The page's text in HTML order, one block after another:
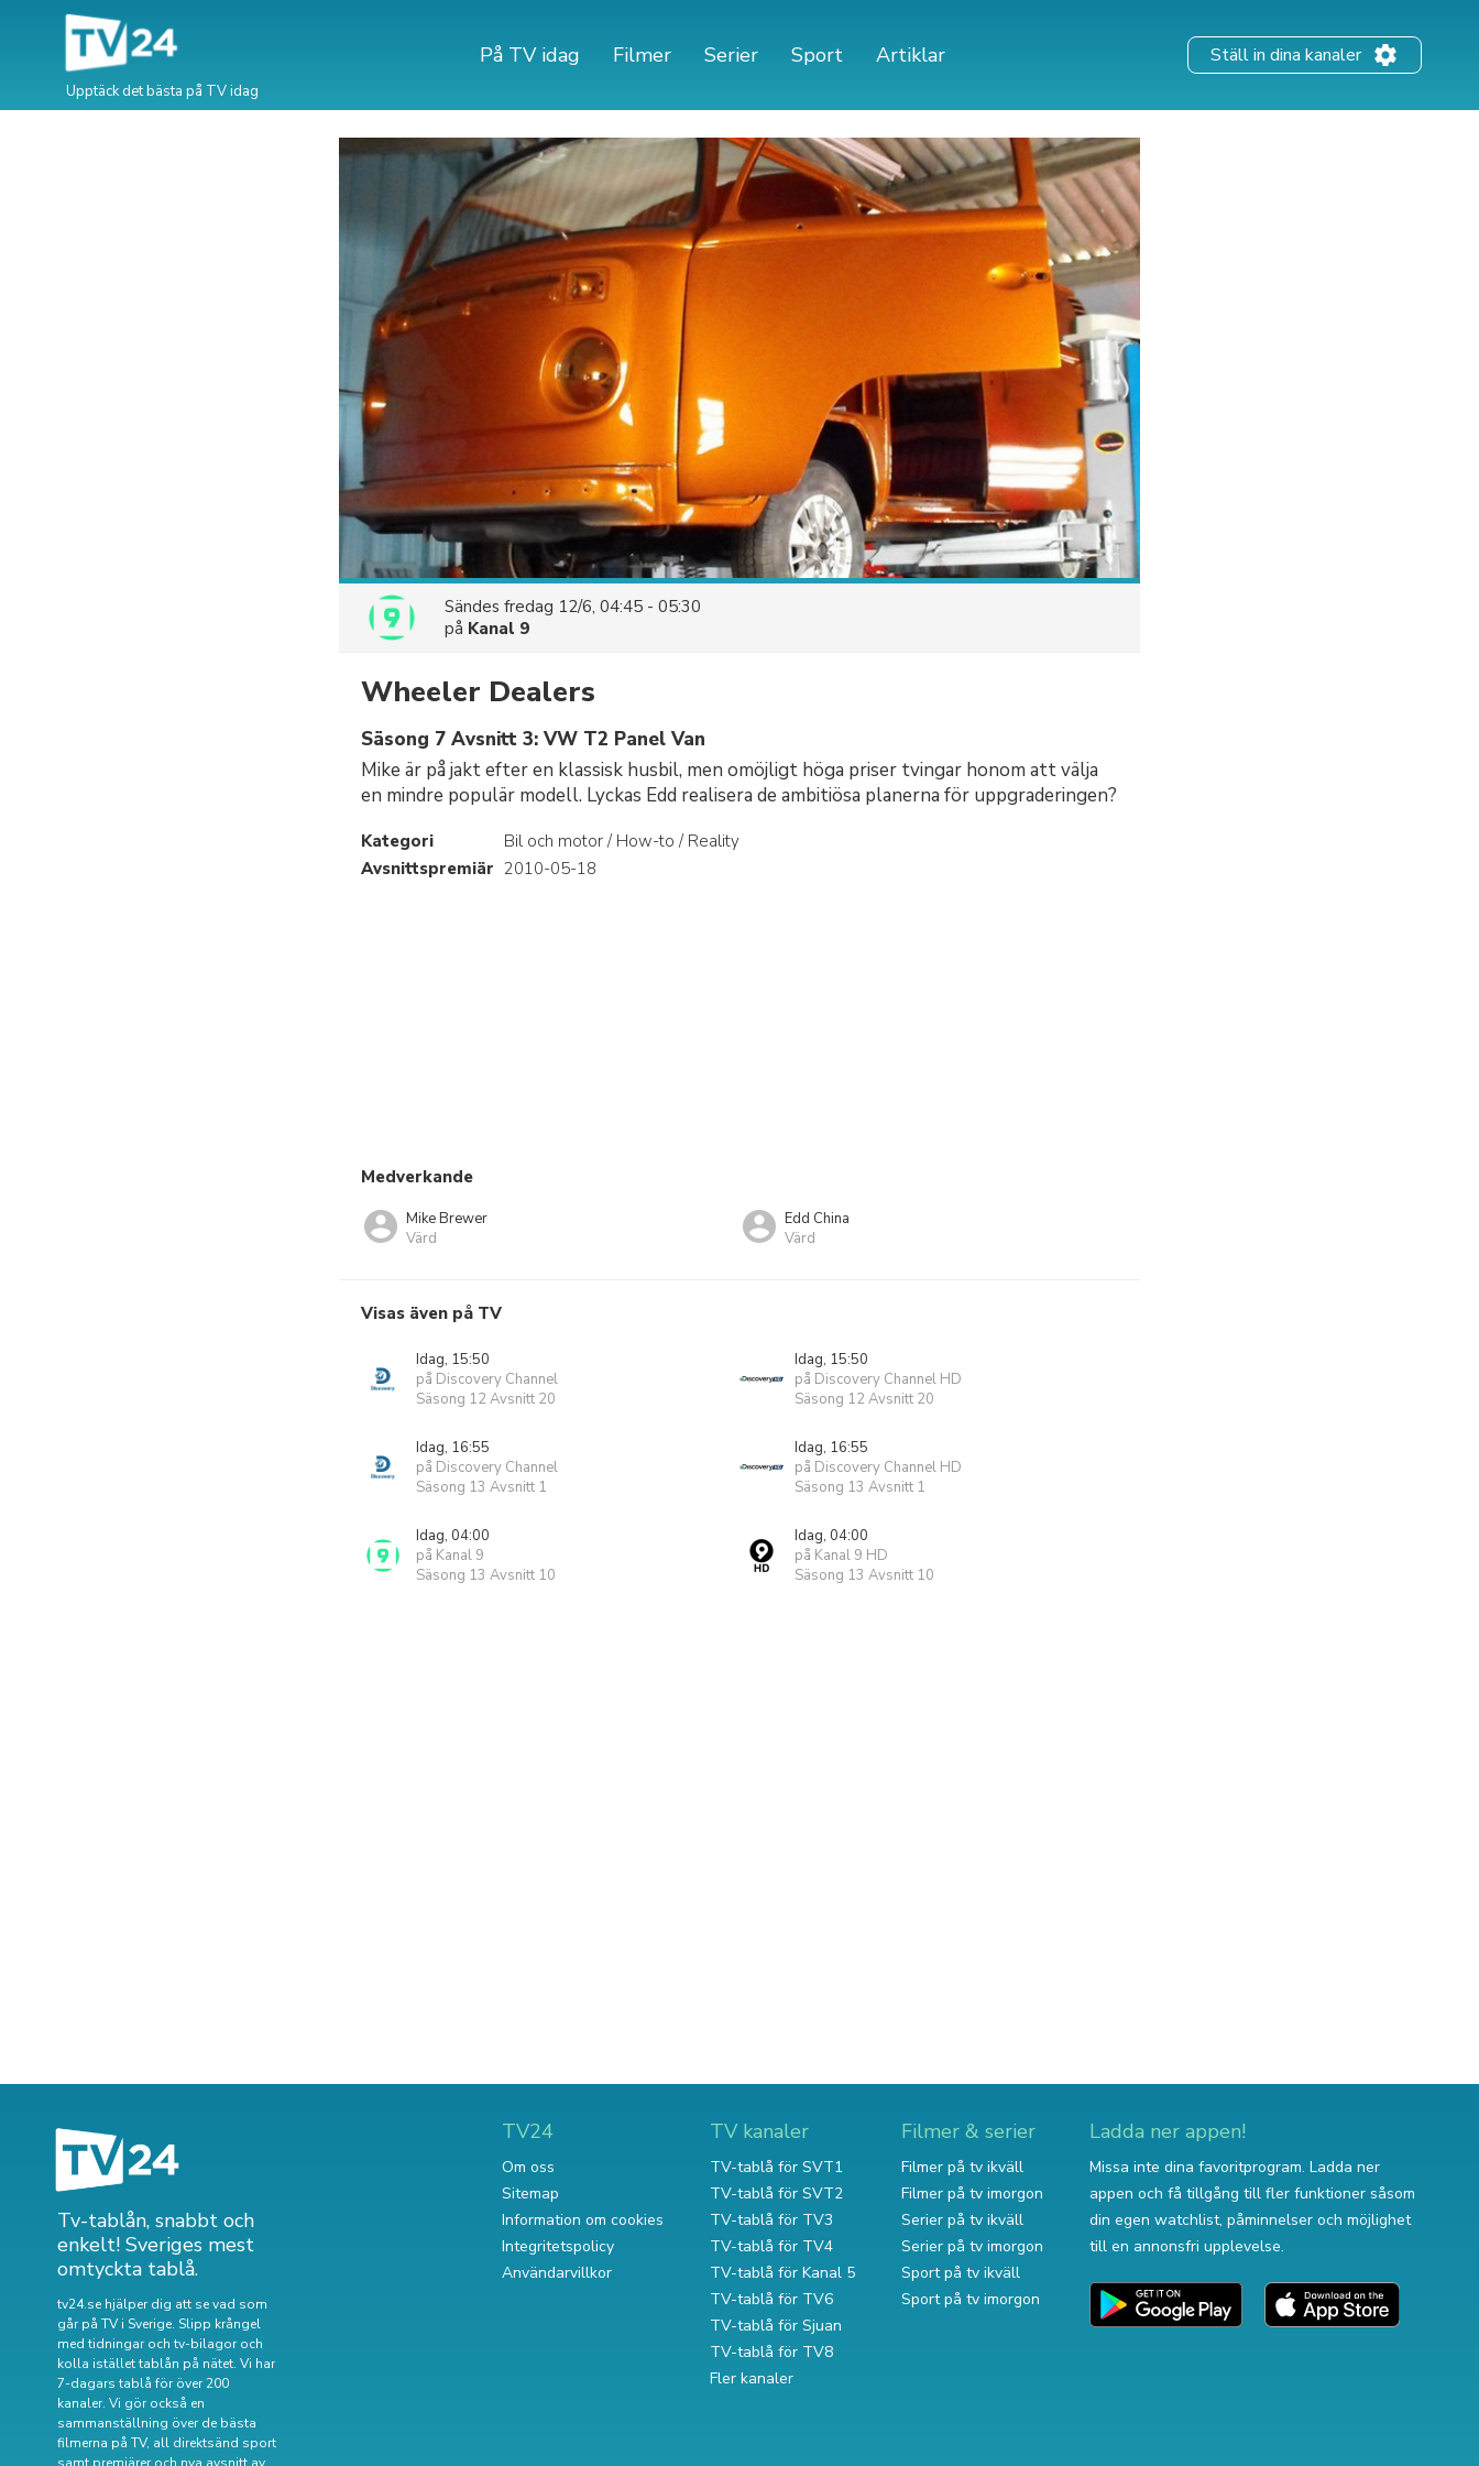
Upptäck det bästa på TV idag
På TV idag Filmer Serier Sport Artiklar Ställ in dina kanaler
Sändes fredag 12/6, 04:45 - 05:30
på Kanal 9
Wheeler Dealers
Säsong 7 Avsnitt 3: VW T2 Panel Van
Mike är på jakt efter en klassisk husbil, men omöjligt höga priser tvingar honom att välja
en mindre populär modell. Lyckas Edd realisera de ambitiösa planerna för uppgraderingen?
Kategori
Bil och motor / How-to / Reality
Avsnittspremiär 2010-05-18
Medverkande
Mike Brewer
Värd
Edd China
Värd
Visas även på TV
Idag, 15:50
på Discovery Channel
Säsong 12 Avsnitt 20
Idag, 15:50
på Discovery Channel HD
Säsong 12 Avsnitt 20
Idag, 16:55
på Discovery Channel
Säsong 13 Avsnitt 1
Idag, 16:55
på Discovery Channel HD
Säsong 13 Avsnitt 1
Idag, 04:00
på Kanal 9
Säsong 13 Avsnitt 10
Idag, 04:00
på Kanal 9 HD
Säsong 13 Avsnitt 10
Tv-tablån, snabbt och
enkelt! Sveriges mest
omtyckta tablå.
tv24.se hjälper dig att se vad som
går på TV i Sverige. Slipp krångel
med tidningar och tv-bilagor och
kolla istället tablån på nätet. Vi har
7-dagars tablå för över 200
kanaler. Vi gör också en
sammanställning överde bästa
filmerna på TV, all direktsänd sport
TV24
Om oss
Sitemap
Information om cookies
Integritetspolicy
Användarvillkor
TV kanaler
TV-tablå för SVT1
TV-tablå för SVT2
TV-tablå för TV3
TV-tablå för TV4
TV-tablå för Kanal 5
TV-tablå för TV6
TV-tablå för Sjuan
TV-tablå för TV8
Fler kanaler
Filmer & serier
Filmer på tv ikväll
Filmer på tv imorgon
Serier på tv ikväll
Serier på tv imorgon
Sport på tv ikväll
Sport på tv imorgon
Ladda ner appen!
Missa inte dina favoritprogram. Ladda ner
appen och få tillgång till fler funktioner såsom
din egen watchlist, påminnelser och möjlighet
till en annonsfri upplevelse.